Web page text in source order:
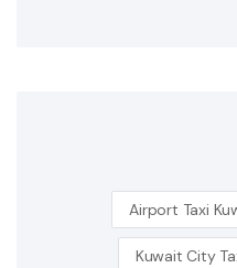
Airport Taxi
Kuwait City